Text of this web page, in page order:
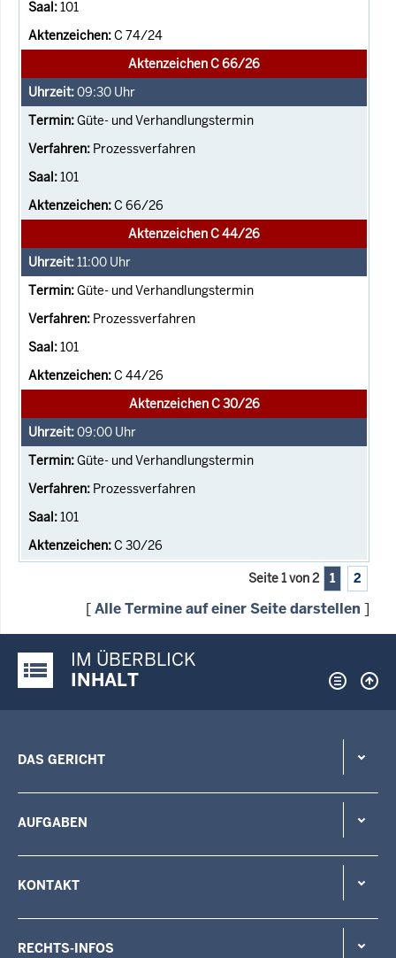
101
C 74/24
Aktenzeichen C 66/26
09:30 Uhr
Güte- und Verhandlungstermin
Prozessverfahren
101
C 66/26
Aktenzeichen C 44/26
11:00 Uhr
Güte- und Verhandlungstermin
Prozessverfahren
101
C 44/26
Aktenzeichen C 30/26
09:00 Uhr
Güte- und Verhandlungstermin
Prozessverfahren
101
C 30/26
Seite 1 von 2 1 2
[Alle Termine auf einer Seite darstellen ]
Justiz-Portal im Überblick:
IM ÜBERBLICK
INHALT
DAS GERICHT
AUFGABEN
KONTAKT
RECHTS-INFOS